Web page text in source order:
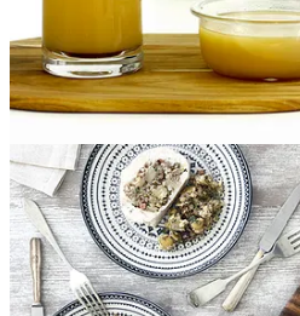
Mediodía: Brócoli hervido con
Escalope empanado | Manzana
Cena:Verduras asadas